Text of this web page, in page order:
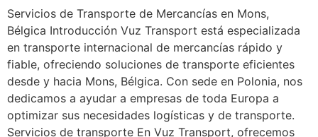
Servicios de Transporte de Mercancías en Mons,
Bélgica Introducción Vuz Transport está especializada
en transporte internacional de mercancías rápido y
fiable, ofreciendo soluciones de transporte eficientes
desde y hacia Mons, Bélgica. Con sede en Polonia, nos
dedicamos a ayudar a empresas de toda Europa a
optimizar sus necesidades logísticas y de transporte.
Servicios de transporte En Vuz Transport, ofrecemos